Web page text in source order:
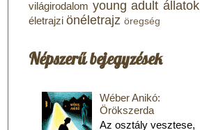
világirodalom young adult állatok
életrajzi önéletrajz öregség
Népszerű bejegyzések
Wéber Anikó:
Örökszerda
Az osztály vesztese,